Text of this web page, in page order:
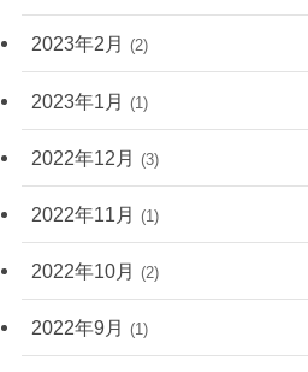
2023年2月 (2)
2023年1月 (1)
2022年12月 (3)
2022年11月 (1)
2022年10月 (2)
2022年9月 (1)